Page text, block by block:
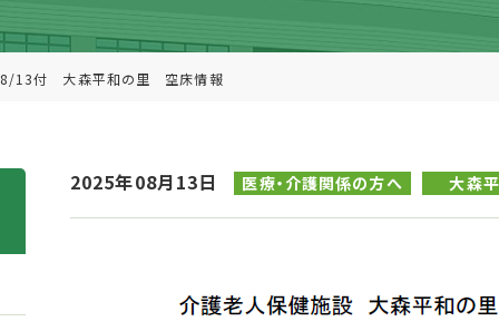
8/13付 大森平和の里 空床情報
2025年08月13日 医療・介護関係の方へ 大森